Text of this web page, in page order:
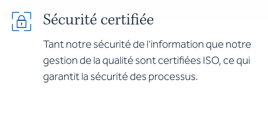
Sécurité certifiée
Tant notre sécurité de l’information que notre
gestion de la qualité sont certifiées ISO, ce qui
garantit la sécurité des processus.